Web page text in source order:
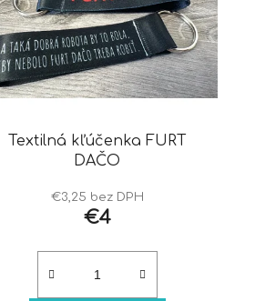
Textilná kľúčenka FURT
DAČO
€3,25 bez DPH
€4